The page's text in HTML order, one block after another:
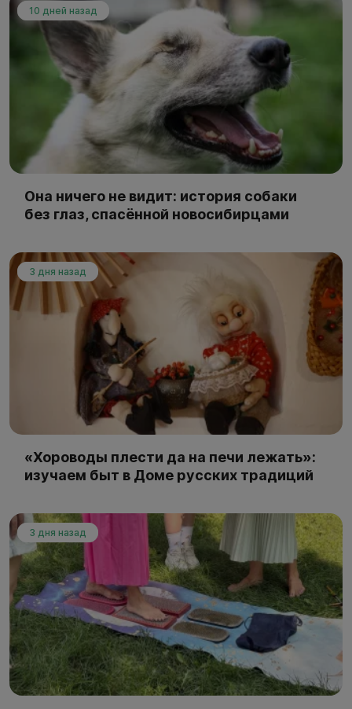
10 дней назад
Она ничего не видит: история собаки
без глаз, спасённой новосибирцами
3 дня назад
«Хороводы плести да на печи лежать»:
изучаем быт в Доме русских традиций
3 дня назад